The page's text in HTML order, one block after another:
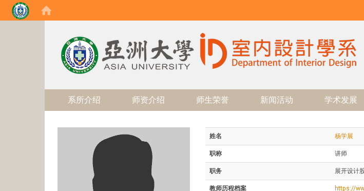
系所介绍 师资介绍 师生荣誉 新闻活动 学术发展
姓名 杨学展
职称 讲师
职务 展开设计
教师历程档案 https://